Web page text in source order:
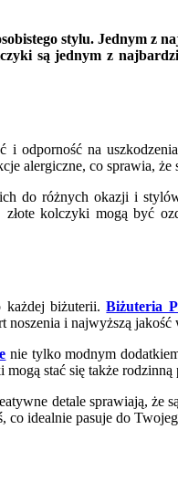
stylu. Jednym z
są jednym z
odporność na
alergiczne, co sprawia,
do różnych okazji i
kolczyki mogą być
każdej biżuterii.Biżuteria
i najwyższą jakość
nie tylko modnym
stać się także
detale sprawiają,
co idealnie pasuje do